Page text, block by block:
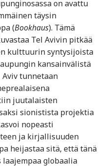
on avattu
täysin
(Bookhaus). Tämä
Tel Avivin pitkää
kulttuurin syntysijoista
kansainvälistä
Aviv tunnetaan
juutalaisten
sionistista projektia
nopeasti
ja kirjallisuuden
heijastaa sitä, että tänä
laajempaa globaalia